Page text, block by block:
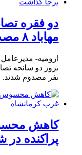
دو فقره
مهاباد ۸ مصدوم برجا گذاشت
ارومیه-
نفر مصدوم شدند.
کاهش
پراکنده